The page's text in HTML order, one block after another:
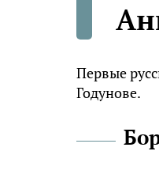
Первые
Годунове.